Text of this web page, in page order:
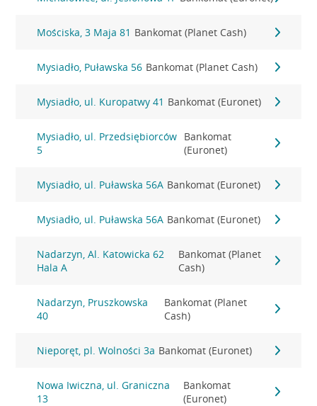
Mościska, 3 Maja 81 Bankomat (Planet Cash)
Mysiadło, Puławska 56 Bankomat (Planet Cash)
Mysiadło, ul. Kuropatwy 41 Bankomat (Euronet)
Mysiadło, ul. Przedsiębiorców
5
Bankomat
(Euronet)
Mysiadło, ul. Puławska 56A Bankomat (Euronet)
Mysiadło, ul. Puławska 56A Bankomat (Euronet)
Nadarzyn, Al. Katowicka 62
Hala A
Bankomat (Planet
Cash)
Nadarzyn, Pruszkowska
40
Bankomat (Planet
Cash)
Nieporęt, pl. Wolności 3a Bankomat (Euronet)
Nowa Iwiczna, ul. Graniczna
13
Bankomat
(Euronet)